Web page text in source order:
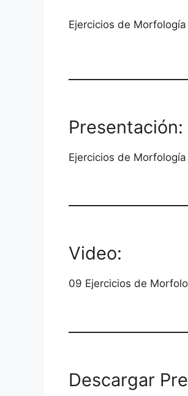
Ejercicios de
Presentación:
Ejercicios de
Video:
09 Ejercicios de
Descargar